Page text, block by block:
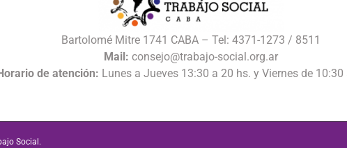
Bartolomé Mitre 1741 CABA – Tel: 4371-1273 / 8511
Mail: consejo@trabajo-social.org.ar
de atención: Lunes a Jueves 13:30 a 20 hs. y Viernes de 10:30
Social.